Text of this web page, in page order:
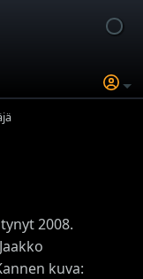
2008.
kuva: